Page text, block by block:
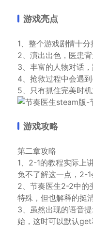
游戏亮点
1、整个游戏剧情十分
2、演出出色，医患
3、丰富的人物对话
4、抢救过程中会遇
5、只有抓住完美时
游戏攻略
第二章攻略
1、2-1的教程实际上
兔不了解这一点，2-1
2、节奏医生2-2中的
特殊，但也解释的挺
3、虽然出现的语音
始，这时可以默认